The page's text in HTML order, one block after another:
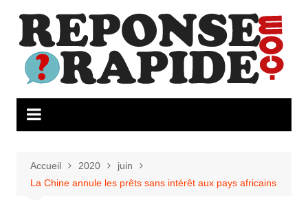
contenu
Accueil 2020
juin
La Chine annule les prêts sans intérêt aux pays africains